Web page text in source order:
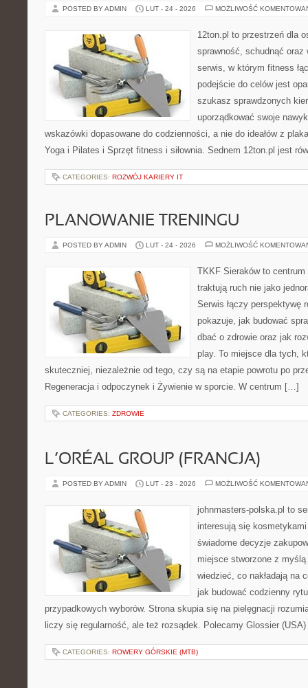
POSTED BY ADMIN LUT - 24 - 2026 MOŻLIWOŚĆ
12ton.pl to przestrzeń dla
sprawność, schudnąć oraz
serwis, w którym fitness
podejście do celów jest
szukasz sprawdzonych
uporządkować swoje
wskazówki dopasowane do codzienności, a nie do ideałów z
Yoga i Pilates i Sprzęt fitness i siłownia. Sednem 12ton.pl jest
CATEGORIES: ROZWÓJ KARIERY IT
PLANOWANIE TRENINGU
POSTED BY ADMIN LUT - 24 - 2026 MOŻLIWOŚĆ
TKKF Sieraków to
traktują ruch nie jako
Serwis łączy perspektywę
pokazuje, jak budować
dbać o zdrowie oraz jak
play. To miejsce dla tych,
skuteczniej, niezależnie od tego, czy są na etapie powrotu po
Regeneracja i odpoczynek i Żywienie w sporcie. W centrum […]
CATEGORIES: ZDROWIE
L’ORÉAL GROUP (FRANCJA)
POSTED BY ADMIN LUT - 23 - 2026 MOŻLIWOŚĆ
johnmasters-polska.pl to
interesują się
świadome decyzje
miejsce stworzone z
wiedzieć, co nakładają na
jak budować codzienny
przypadkowych wyborów. Strona skupia się na pielęgnacji
liczy się regularność, ale też rozsądek. Polecamy Glossier
CATEGORIES: ROWERY GÓRSKIE (MTB)